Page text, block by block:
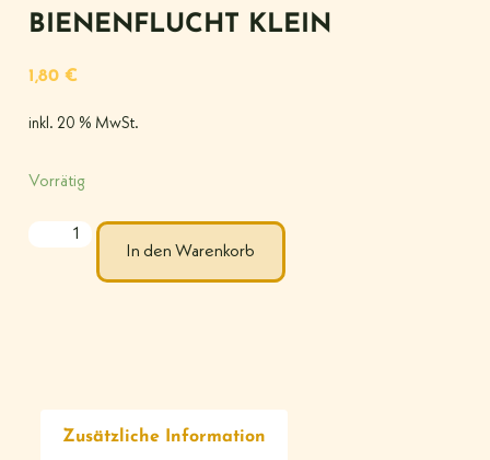
BIENENFLUCHT KLEIN
1,80 €
inkl. 20 % MwSt.
Vorrätig
In den Warenkorb
Zusätzliche Information